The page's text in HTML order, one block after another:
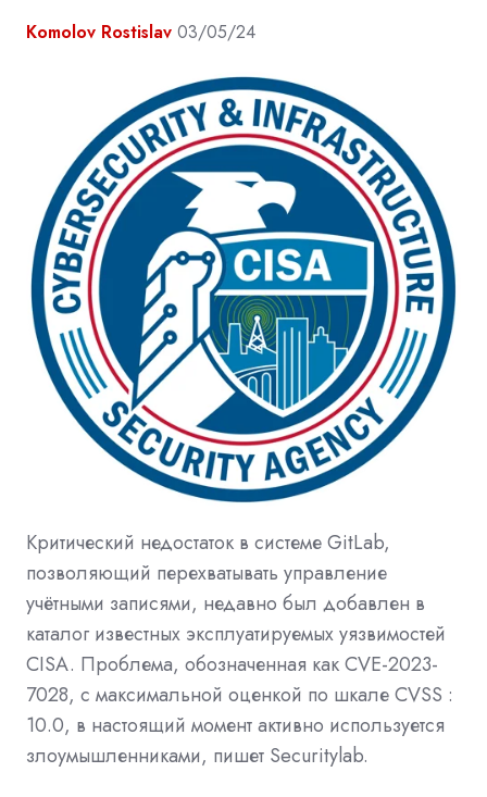
Komolov Rostislav 03/05/24
Критический недостаток в системе GitLab,
позволяющий перехватывать управление
учётными записями, недавно был добавлен в
каталог известных эксплуатируемых уязвимостей
CISA. Проблема, обозначенная как CVE-2023-
7028, с максимальной оценкой по шкале CVSS :
10.0, в настоящий момент активно используется
злоумышленниками, пишет Securitylab.